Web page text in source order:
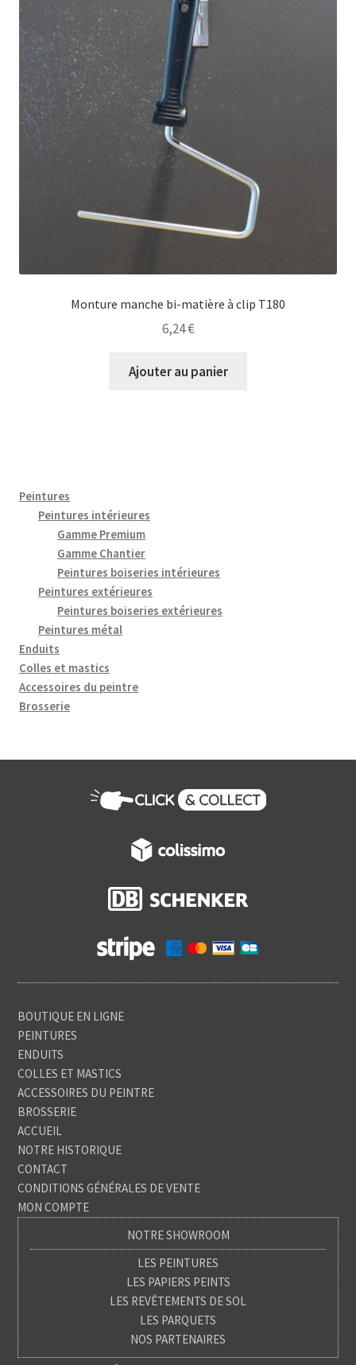
Monture manche bi-matière à clip T180
6,24€
Ajouter au panier
Peintures
Peintures intérieures
Gamme Premium
Gamme Chantier
Peintures boiseries intérieures
Peintures extérieures
Peintures boiseries extérieures
Peintures métal
Enduits
Colles et mastics
Accessoires du peintre
Brosserie
BOUTIQUE EN LIGNE
PEINTURES
ENDUITS
COLLES ET MASTICS
ACCESSOIRES DU PEINTRE
BROSSERIE
ACCUEIL
NOTRE HISTORIQUE
CONTACT
CONDITIONS GÉNÉRALES DE VENTE
MON COMPTE
NOTRE SHOWROOM
LES PEINTURES
LES PAPIERS PEINTS
LES REVÊTEMENTS DE SOL
LES PARQUETS
NOS PARTENAIRES